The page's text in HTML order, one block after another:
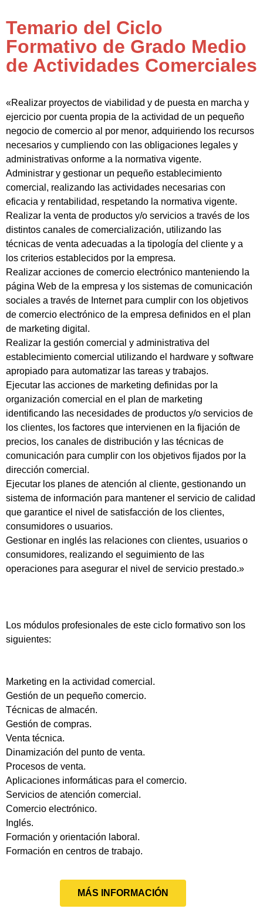
Temario del Ciclo
Formativo de Grado Medio
de Actividades Comerciales
«Realizar proyectos de viabilidad y de puesta en marcha y
ejercicio por cuenta propia de la actividad de un pequeño
negocio de comercio al por menor, adquiriendo los recursos
necesarios y cumpliendo con las obligaciones legales y
administrativas onforme a la normativa vigente.
Administrar y gestionar un pequeño establecimiento
comercial, realizando las actividades necesarias con
eficacia y rentabilidad, respetando la normativa vigente.
Realizar la venta de productos y/o servicios a través de los
distintos canales de comercialización, utilizando las
técnicas de venta adecuadas a la tipología del cliente y a
los criterios establecidos por la empresa.
Realizar acciones de comercio electrónico manteniendo la
página Web de la empresa y los sistemas de comunicación
sociales a través de Internet para cumplir con los objetivos
de comercio electrónico de la empresa definidos en el plan
de marketing digital.
Realizar la gestión comercial y administrativa del
establecimiento comercial utilizando el hardware y software
apropiado para automatizar las tareas y trabajos.
Ejecutar las acciones de marketing definidas por la
organización comercial en el plan de marketing
identificando las necesidades de productos y/o servicios de
los clientes, los factores que intervienen en la fijación de
precios, los canales de distribución y las técnicas de
comunicación para cumplir con los objetivos fijados por la
dirección comercial.
Ejecutar los planes de atención al cliente, gestionando un
sistema de información para mantener el servicio de calidad
que garantice el nivel de satisfacción de los clientes,
consumidores o usuarios.
Gestionar en inglés las relaciones con clientes, usuarios o
consumidores, realizando el seguimiento de las
operaciones para asegurar el nivel de servicio prestado.»
Los módulos profesionales de este ciclo formativo son los
siguientes:
Marketing en la actividad comercial.
Gestión de un pequeño comercio.
Técnicas de almacén.
Gestión de compras.
Venta técnica.
Dinamización del punto de venta.
Procesos de venta.
Aplicaciones informáticas para el comercio.
Servicios de atención comercial.
Comercio electrónico.
Inglés.
Formación y orientación laboral.
Formación en centros de trabajo.
MÁS INFORMACIÓN